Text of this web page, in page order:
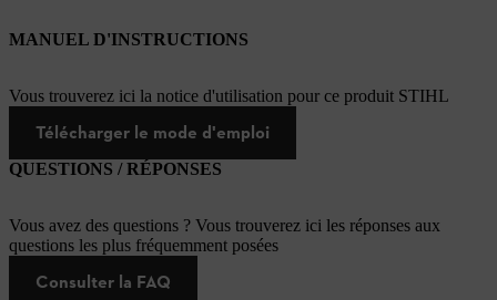
MANUEL D'INSTRUCTIONS
Vous trouverez ici la notice d'utilisation pour ce produit STIHL
Télécharger le mode d'emploi
QUESTIONS / RÉPONSES
Vous avez des questions ? Vous trouverez ici les réponses aux
questions les plus fréquemment posées
Consulter la FAQ